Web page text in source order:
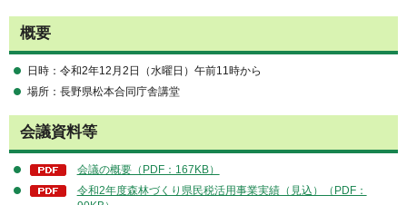
概要
日時：令和2年12月2日（水曜日）午前11時から
場所：長野県松本合同庁舎講堂
会議資料等
会議の概要（PDF：167KB）
令和2年度森林づくり県民税活用事業実績（見込）（PDF：